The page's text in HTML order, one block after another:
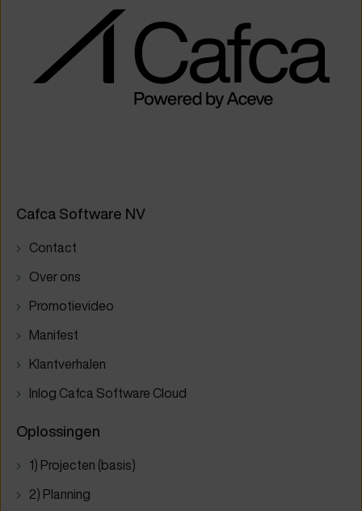
Cafca Software NV
Contact
Over ons
Promotievideo
Manifest
Klantverhalen
Inlog Cafca Software Cloud
Oplossingen
1) Projecten (basis)
2) Planning